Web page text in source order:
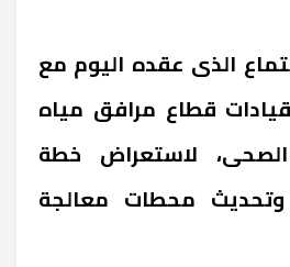
الذى عقده اليوم مع
قطاع مرافق مياه
لاستعراض خطة
وتحديث محطات معالجة